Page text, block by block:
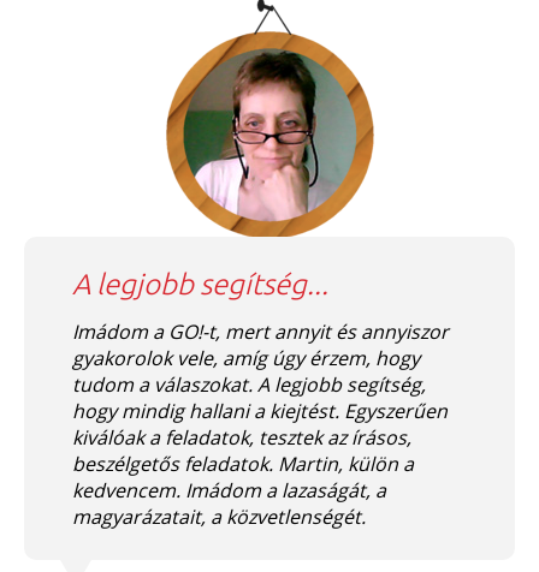
A legjobb segítség...
Imádom a GO!-t, mert annyit és annyiszor
gyakorolok vele, amíg úgy érzem, hogy
tudom a válaszokat. A legjobb segítség,
hogy mindig hallani a kiejtést. Egyszerűen
kiválóak a feladatok, tesztek az írásos,
beszélgetős feladatok. Martin, külön a
kedvencem. Imádom a lazaságát, a
magyarázatait, a közvetlenségét.